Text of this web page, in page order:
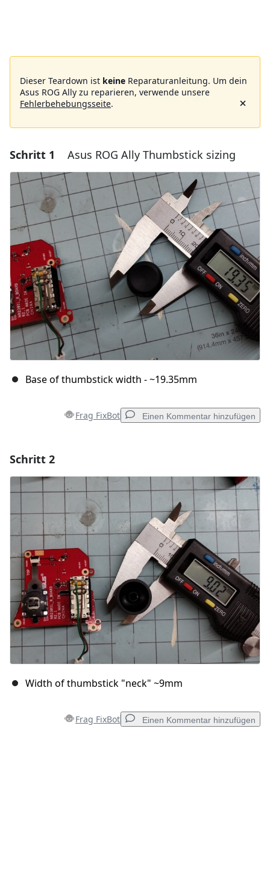
Dieser Teardown ist keine Reparaturanleitung. Um dein
Asus ROG Ally zu reparieren, verwende unsere
Fehlerbehebungsseite.
Schritt 1 Asus ROG Ally Thumbstick sizing
Base of thumbstick width - ~19.35mm
Frag FixBot Einen Kommentar hinzufügen
Kommentar hinzufügen
Abbrechen Kommentieren
Schritt 2
Width of thumbstick "neck" ~9mm
Frag FixBot Einen Kommentar hinzufügen